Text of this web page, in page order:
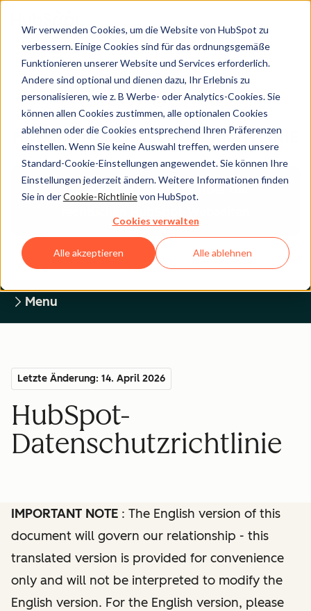
Wir verwenden Cookies, um die Website von HubSpot zu
verbessern. Einige Cookies sind für das ordnungsgemäße
Funktionieren unserer Website und Services erforderlich.
Andere sind optional und dienen dazu, Ihr Erlebnis zu
personalisieren, wie z. B Werbe- oder Analytics-Cookies. Sie
können allen Cookies zustimmen, alle optionalen Cookies
ablehnen oder die Cookies entsprechend Ihren Präferenzen
einstellen. Wenn Sie keine Auswahl treffen, werden unsere
Standard-Cookie-Einstellungen angewendet. Sie können Ihre
Einstellungen jederzeit ändern. Weitere Informationen finden
Sie in derCookie-Richtlinievon HubSpot.
Cookies verwalten
Alle akzeptieren Alle ablehnen
Legal Center
HUBSPOT-DATENSCHUTZRICHTLINIE
Zurück zum Überblick über die
Menu
Letzte Änderung: 14. April 2026
HubSpot-
Datenschutzrichtlinie
IMPORTANT NOTE : The English version of this
document will govern our relationship - this
translated version is provided for convenience
only and will not be interpreted to modify the
English version. For the English version, please